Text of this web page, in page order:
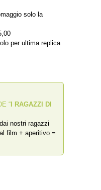
solo la
per ultima replica
“ I RAGAZZI DI
nostri ragazzi
film + aperitivo =